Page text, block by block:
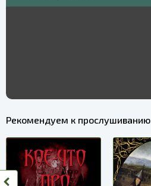
Рекомендуем к прослушиванию